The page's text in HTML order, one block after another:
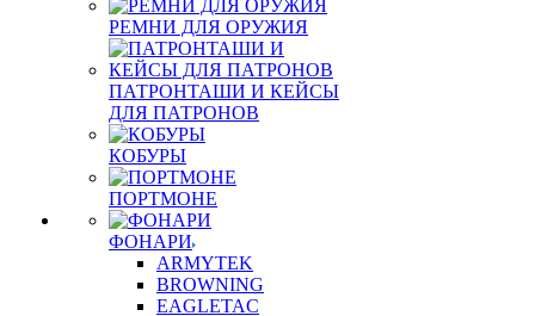
РЕМНИ ДЛЯ ОРУЖИЯ
ПАТРОНТАШИ И КЕЙСЫ
ДЛЯ ПАТРОНОВ
КОБУРЫ
ПОРТМОНЕ
ФОНАРИ
ARMYTEK
BROWNING
EAGLETAC